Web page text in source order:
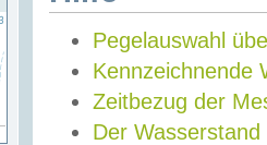
Pegelauswahl
Kennzeichnende
Zeitbezug der
Der Wasserstand